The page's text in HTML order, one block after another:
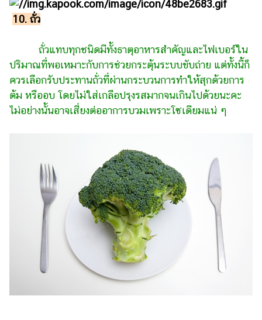
10. ถั่ว
ถั่วแทบทุกชนิดมีทั้งธาตุอาหารสำคัญและไฟเบอร์ใน
ปริมาณที่พอเหมาะกับการช่วยกระตุ้นระบบขับถ่าย แต่ทั้งนี้ก็
ควรเลือกรับประทานถั่วที่ผ่านกระบวนการทำให้สุกด้วยการ
ต้ม หรืออบ โดยไม่ใส่เกลือปรุงรสมากจนเกินไปด้วยนะคะ
ไม่อย่างนั้นอาจเสี่ยงต่ออาการบวมเพราะโซเดียมแน่ ๆ